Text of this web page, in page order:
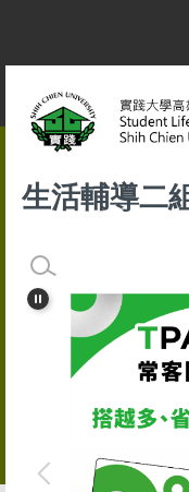
生活輔導二